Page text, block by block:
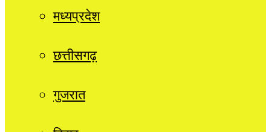
मध्यप्रदेश
छत्तीसगढ़
गुजरात